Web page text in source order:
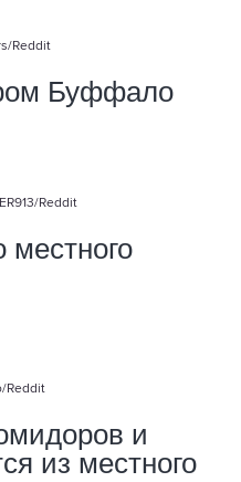
/Reddit
Буффало
Reddit
местного
/Reddit
и
из местного